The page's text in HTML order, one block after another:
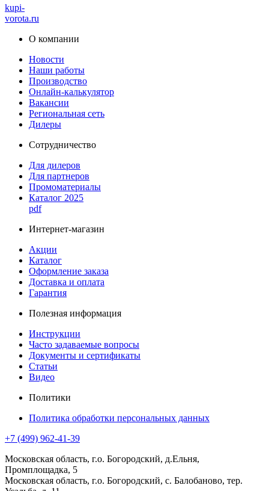
kupi-
vorota.ru
О компании
Новости
Наши работы
Производство
Онлайн-калькулятор
Вакансии
Региональная сеть
Дилеры
Сотрудничество
Для дилеров
Для партнеров
Промоматериалы
Каталог 2025
pdf
Интернет-магазин
Акции
Каталог
Оформление заказа
Доставка и оплата
Гарантия
Полезная информация
Инструкции
Часто задаваемые вопросы
Документы и сертификаты
Статьи
Видео
Политики
Политика обработки персональных данных
+7 (499) 962-41-39
Московская область, г.о. Богородский, д.Ельня,
Промплощадка, 5
Московская область, г.о. Богородский, с. Балобаново, тер.